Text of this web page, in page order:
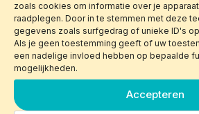
zoals cookies om informatie over je
raadplegen. Door in te stemmen met deze
gegevens zoals surfgedrag of unieke ID's
Als je geen toestemming geeft of uw
een nadelige invloed hebben op bepaalde
mogelijkheden.
Accepteren
uitbesteed aan een
alles in goede handen is.
Conclusie
Of je nu al met een VA werkt of dit